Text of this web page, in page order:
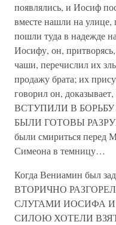
появлялись, и Иосиф
вместе нашли на улице,
пошли туда в надежде
Иосифу, он,
чаши, перечислил их
продажу брата; их
говорил он,
ВСТУПИЛИ В
БЫЛИ ГОТОВЫ
были смириться перед
Симеона в темницу…
Когда Вениамин был
ВТОРИЧНО
СЛУГАМИ ИОСИФА И
СИЛОЮ ХОТЕЛИ